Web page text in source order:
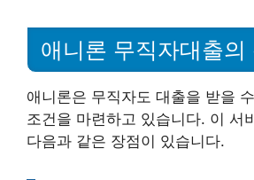
애니론 무직자대출의
애니론은 무직자도 대출을 받을
조건을 마련하고 있습니다. 이 서
다음과 같은 장점이 있습니다.